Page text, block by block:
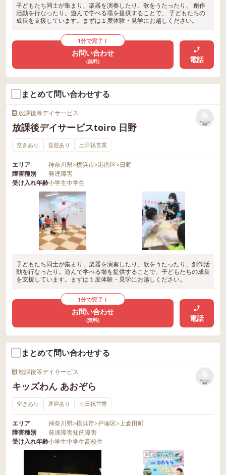
子どもたち同士が集まり、楽器を演奏したり、歌をうたったり、 創作
活動を行なったり。遊んで学べる場を提供することで、 子どもたちの
成長を支援しています。まずは１度体験・見学にお越しください。
1分で完了！
お問い合わせ
(無料) 電話
まとめて問い合わせする
放課後等デイサービス
放課後デイサービスtoiro 日野
リストに
保存
空きあり 送迎あり 土日祝営業
エリア 神奈川県>横浜市>港南区>日野
障害種別
発達障害
受け入れ年齢小学生中学生
子どもたち同士が集まり、楽器を演奏したり、歌をうたったり、創作活
動を行なったり。遊んで学べる場を提供することで、子どもたちの成長
を支援しています。まずは１度体験・見学にお越しください。
1分で完了！
お問い合わせ
(無料) 電話
まとめて問い合わせする
放課後等デイサービス
キッズわん あおぞら
リストに
保存
空きあり 送迎あり 土日祝営業
エリア 神奈川県>横浜市>戸塚区>上倉田町
障害種別
発達障害知的障害
受け入れ年齢小学生中学生高校生